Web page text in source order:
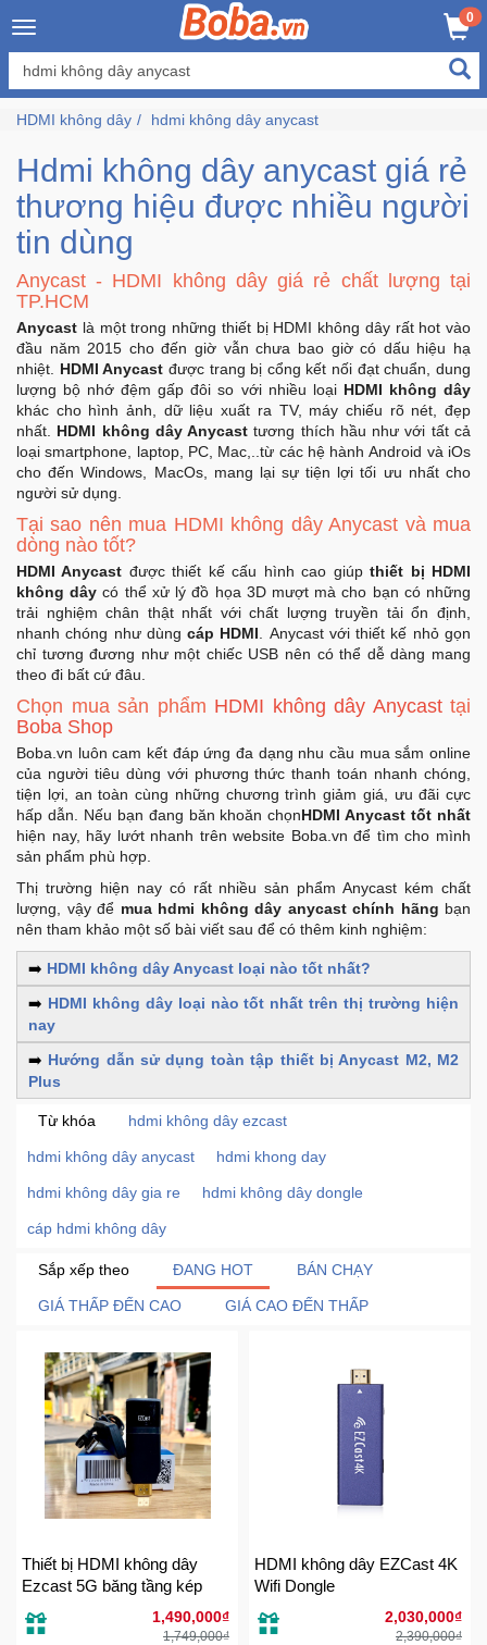
×
Đăng
nhập
Đăng
ký
Chủ
Đang
Hot
Bán
Chạy
Khuyến
Mãi
Thiết
bị
âm
Phụ
Kiện
Công
Nghệ
Tivi
Thiết
Bị
Giải
Điện
Gia
Dụng
Máy
Máy
flycam
Đồng
Kiện
Nhà
0
HDMI không dây hdmi không dây anycast
Hdmi không dây anycast giá rẻ
thương hiệu được nhiều người
tin dùng
Anycast - HDMI không dây giá rẻ chất lượng tại
TP.HCM
Anycast là một trong những thiết bị HDMI không dây rất hot vào
đầu năm 2015 cho đến giờ vẫn chưa bao giờ có dấu hiệu hạ
nhiệt. HDMI Anycast được trang bị cổng kết nối đạt chuẩn, dung
lượng bộ nhớ đệm gấp đôi so với nhiều loại HDMI không dây
khác cho hình ảnh, dữ liệu xuất ra TV, máy chiếu rõ nét, đẹp
nhất. HDMI không dây Anycasttương thích hầu như với tất cả
loại smartphone, laptop, PC, Mac,..từ các hệ hành Android và iOs
cho đến Windows, MacOs, mang lại sự tiện lợi tối ưu nhất cho
người sử dụng.
Tại sao nên mua HDMI không dây Anycast và mua
dòng nào tốt?
HDMI Anycast được thiết kế cấu hình cao giúpthiết bị HDMI
không dây có thể xử lý đồ họa 3D mượt mà cho bạn có những
trải nghiệm chân thật nhất với chất lượng truyền tải ổn định,
nhanh chóng như dùngcáp HDMI . Anycast với thiết kế nhỏ gọn
chỉ tương đương như một chiếc USB nên có thể dễ dàng mang
theo đi bất cứ đâu.
Chọn mua sản phẩm HDMI không dây Anycasttại
Boba Shop
Boba.vn luôn cam kết đáp ứng đa dạng nhu cầu mua sắm online
của người tiêu dùng với phương thức thanh toán nhanh chóng,
tiện lợi, an toàn cùng những chương trình giảm giá, ưu đãi cực
hấp dẫn. Nếu bạn đang băn khoăn chọn HDMI Anycast tốt nhất
hiện nay, hãy lướt nhanh trên website Boba.vn để tìm cho mình
sản phẩm phù hợp.
Thị trường hiện nay có rất nhiều sản phẩm Anycast kém chất
lượng, vậy để mua hdmi không dây anycast chính hãng bạn
nên tham khảo một số bài viết sau để có thêm kinh nghiệm:
➡️ HDMI không dây Anycast loại nào tốt nhất?
➡️ HDMI không dây loại nào tốt nhất trên thị trường hiện
nay
➡️ Hướng dẫn sử dụng toàn tập thiết bị Anycast M2, M2
Plus
Từ khóa hdmi không dây ezcast
hdmi không dây anycast hdmi khong day
hdmi không dây gia re hdmi không dây dongle
cáp hdmi không dây
Sắp xếp theo ĐANG HOT BÁN CHẠY
GIÁ THẤP ĐẾN CAO GIÁ CAO ĐẾN THẤP
Thiết bị HDMI không dây
Ezcast 5G băng tầng kép
1,490,000₫
1,749,000₫
HDMI không dây EZCast 4K
Wifi Dongle
2,030,000₫
2,390,000₫